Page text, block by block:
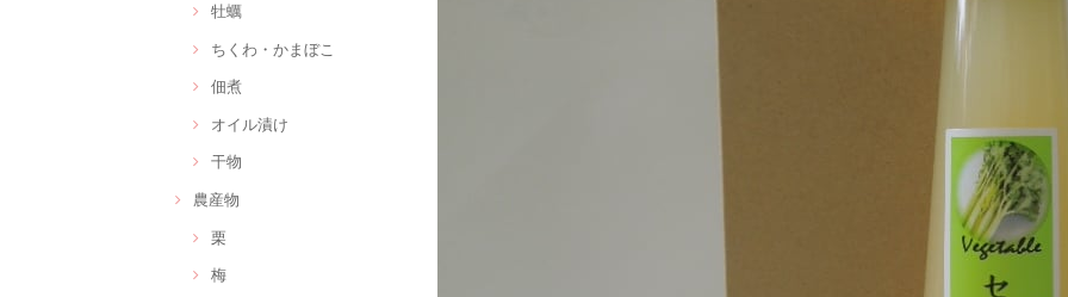
牡蠣
ちくわ・かまぼこ
佃煮
オイル漬け
干物
農産物
栗
梅